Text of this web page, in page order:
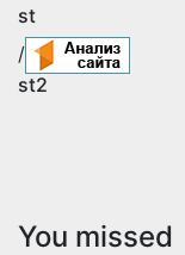
st
/
st2
You missed